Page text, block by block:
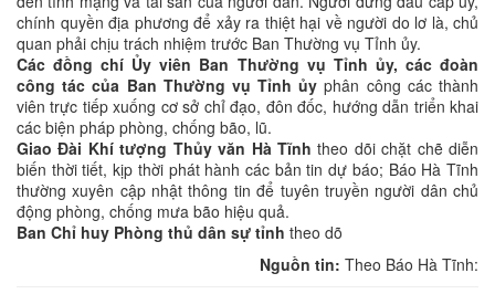
chính quyền địa phương để xảy ra thiệt hại về người do lơ là, chủ
quan phải chịu trách nhiệm trước Ban Thường vụ Tỉnh ủy.
Các đồng chí Ủy viên Ban Thường vụ Tỉnh ủy, các đoàn
công tác của Ban Thường vụ Tỉnh ủy phân công các thành
viên trực tiếp xuống cơ sở chỉ đạo, đôn đốc, hướng dẫn triển khai
các biện pháp phòng, chống bão, lũ.
Giao Đài Khí tượng Thủy văn Hà Tĩnh theo dõi chặt chẽ diễn
biến thời tiết, kịp thời phát hành các bản tin dự báo; Báo Hà Tĩnh
thường xuyên cập nhật thông tin để tuyên truyền người dân chủ
động phòng, chống mưa bão hiệu quả.
Ban Chỉ huy Phòng thủ dân sự tỉnh theo dõ
Nguồn tin: Theo Báo Hà Tĩnh: